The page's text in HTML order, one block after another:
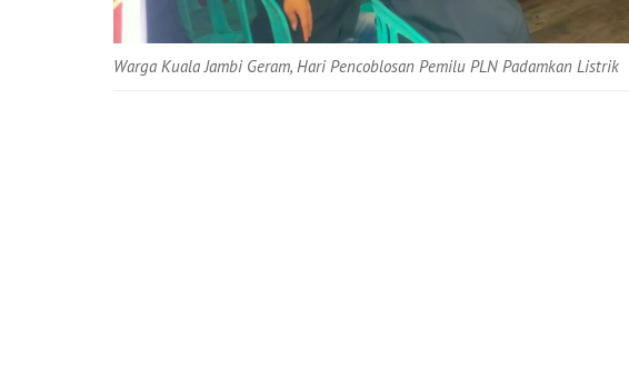
Warga Kuala Jambi Geram, Hari Pencoblosan Pemilu PLN Padamkan Listrik